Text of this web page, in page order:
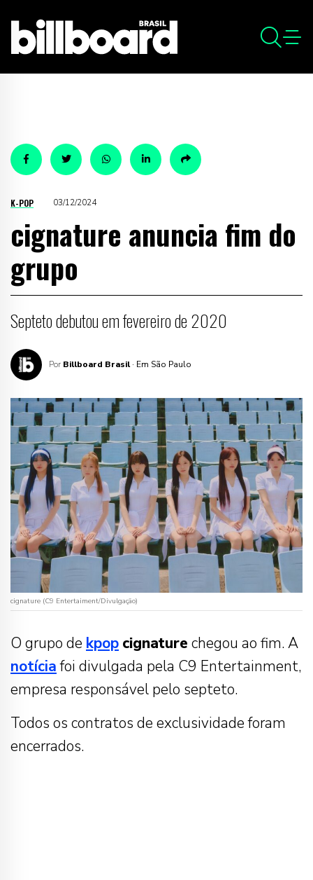
K-POP 03/12/2024
cignature anuncia fim do
grupo
Septeto debutou em fevereiro de 2020
Por Billboard Brasil · Em São Paulo
cignature (C9 Entertaiment/Divulgação)
O grupo de kpop cignature chegou ao fim. A
notíciafoi divulgada pela C9 Entertainment,
empresa responsável pelo septeto.
Todos os contratos de exclusividade foram
encerrados.